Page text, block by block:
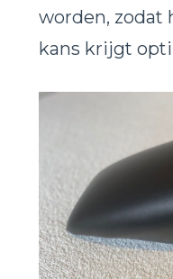
worden, zodat
kans krijgt